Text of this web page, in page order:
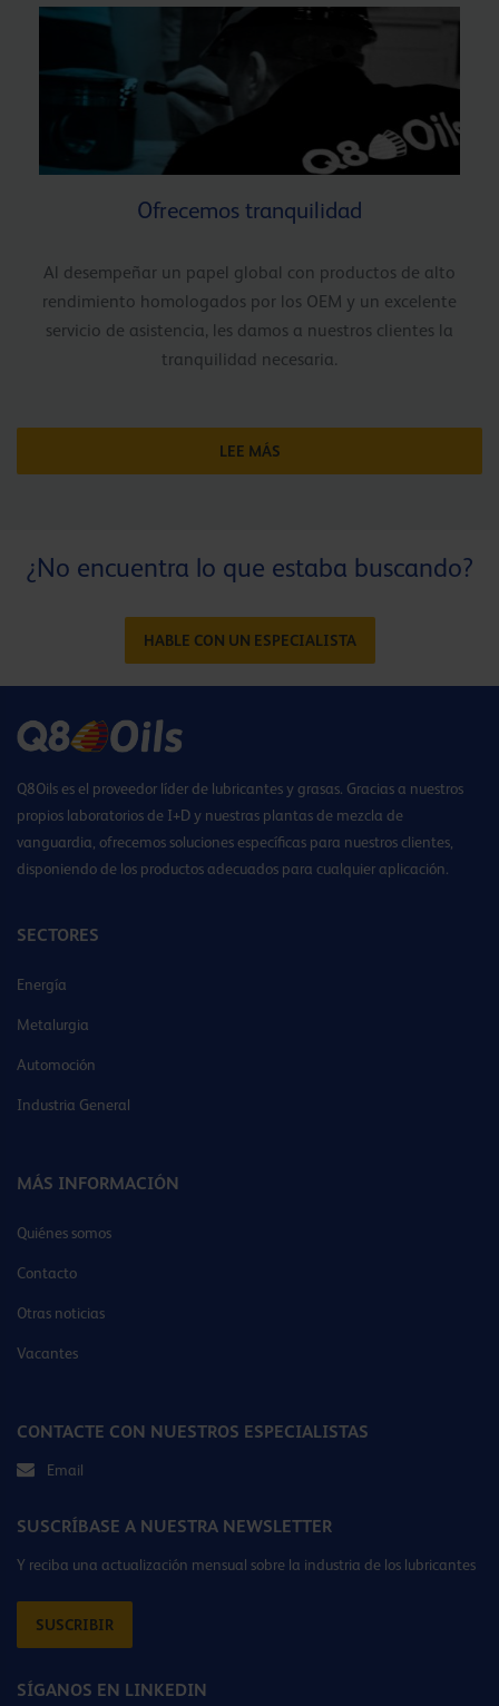
Ofrecemos tranquilidad
Al desempeñar un papel global con productos de alto
rendimiento homologados por los OEM y un excelente
servicio de asistencia, les damos a nuestros clientes la
tranquilidad necesaria.
LEE MÁS
¿No encuentra lo que estaba buscando?
HABLE CON UN ESPECIALISTA
Q8Oils es el proveedor líder de lubricantes y grasas. Gracias a nuestros
propios laboratorios de I+D y nuestras plantas de mezcla de
vanguardia, ofrecemos soluciones específicas para nuestros clientes,
disponiendo de los productos adecuados para cualquier aplicación.
SECTORES
Energía
Metalurgia
Automoción
Industria General
MÁS INFORMACIÓN
Quiénes somos
Contacto
Otras noticias
Vacantes
CONTACTE CON NUESTROS ESPECIALISTAS
Email
SUSCRÍBASE A NUESTRA NEWSLETTER
Y reciba una actualización mensual sobre la industria de los lubricantes
SUSCRIBIR
SÍGANOS EN LINKEDIN